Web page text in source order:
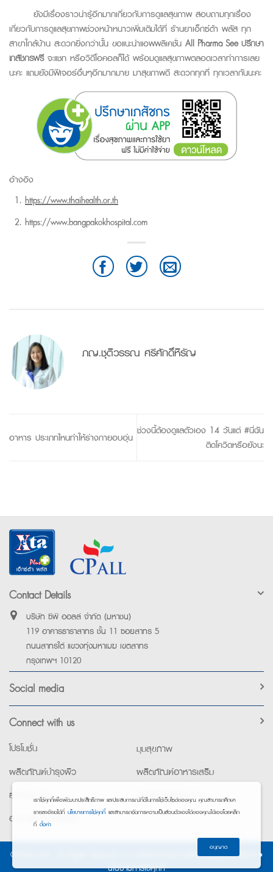
ยังมีเรื่องราวน่ารู้อีกมากเกี่ยวกับการดูแลสุขภาพ สอบถามทุกเรื่อง
เกี่ยวกับการดูแลสุขภาพช่วงหน้าหนาวเพิ่มเติมได้ที่ ร้านยาเอ็กซ์ต้า พลัส ทุก
สาขาใกล้บ้าน สะดวกยิ่งกว่านั้น ขอแนะนำแอพพลิเคชั่น All Pharma See ปรึกษา
เภสัชกรฟรีจะแชท หรือวิดีโอคอลก็ได้ พร้อมดูแลสุขภาพตลอดเวลาทำการเลย
นะคะ แถมยังมีฟีเจอร์อื่นๆอีกมากมาย มาสุขภาพดี สะดวกทุกที่ ทุกเวลากันนะคะ
อ้างอิง
https://www.thaihealth.or.th
https://www.bangpakokhospital.com
ภญ.ชุติวรรณ ศรีศักดิ์หิรัญ
อาหาร ประเภทไหนทำให้ร่างกายอบอุ่น ช่วงนี้ต้องดูแลตัวเอง 14 วันแต่ #นี่ฉัน
ติดโควิดหรือยังนะ
Contact Details
บริษัท ซีพี ออลล์ จำกัด (มหาชน)
119 อาคารธาราสาทร ชั้น 11 ซอยสาทร 5
ถนนสาทรใต้ แขวงทุ่งมหาเมฆ เขตสาทร
กรุงเทพฯ 10120
Social media
Connect with us
โปรโมชั่น
มุมสุขภาพ
ผลิตภัณฑ์บำรุงผิว
ผลิตภัณฑ์อาหารเสริม
ยาใช้เฉพาะที่
อุปกรณ์เพื่อสุขภาพ
อาหารทางการแพทย์
©2026 Exta. All Rights Reserved. • การแจ้งการประมวลผลข้อมูลส่วนบุคคล
•
นโยบายการใช้คุกกี้
เราใช้คุกกี้เพื่อพัฒนาประสิทธิภาพ และประสบการณ์ที่ดีในการใช้เว็บไซต์ของคุณ คุณสามารถศึกษา
รายละเอียดได้ที่ นโยบายการใช้คุกกี้ และสามารถจัดการความเป็นส่วนตัวเองได้ของคุณได้เองโดยคลิก
ที่ ตั้งค่า
อนุญาต